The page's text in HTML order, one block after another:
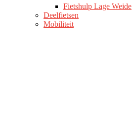
Fietshulp Lage Weide
Deelfietsen
Mobiliteit